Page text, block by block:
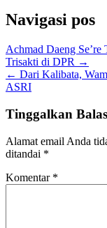
Navigasi pos
Achmad Daeng
Trisakti di DPR →
← Dari Kalibata,
ASRI
Tinggalkan
Alamat email Anda
ditandai *
Komentar *